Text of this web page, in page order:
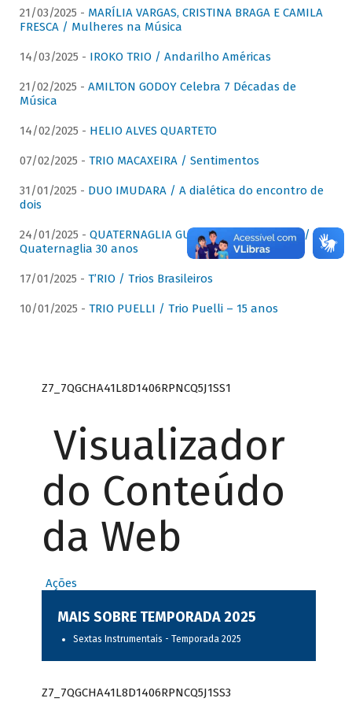
21/03/2025 - MARÍLIA VARGAS, CRISTINA BRAGA E CAMILA
FRESCA / Mulheres na Música
14/03/2025 - IROKO TRIO / Andarilho Américas
21/02/2025 - AMILTON GODOY Celebra 7 Décadas de
Música
14/02/2025 - HELIO ALVES QUARTETO
07/02/2025 - TRIO MACAXEIRA / Sentimentos
31/01/2025 - DUO IMUDARA / A dialética do encontro de
dois
24/01/2025 - QUATERNAGLIA GUITAR QUARTET (QGQ) /
Quaternaglia 30 anos
17/01/2025 - T’RIO / Trios Brasileiros
10/01/2025 - TRIO PUELLI / Trio Puelli – 15 anos
Z7_7QGCHA41L8D1406RPNCQ5J1SS1
Visualizador
do Conteúdo
da Web
Ações
MAIS SOBRE TEMPORADA 2025
Sextas Instrumentais - Temporada 2025
Z7_7QGCHA41L8D1406RPNCQ5J1SS3